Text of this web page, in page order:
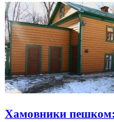
Хамовники пешком: